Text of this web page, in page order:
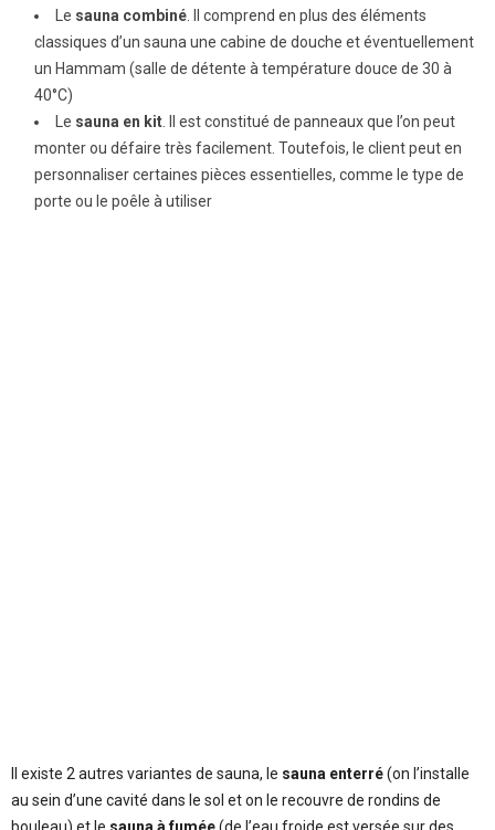
Le sauna combiné . Il comprend en plus des éléments
classiques d’un sauna une cabine de douche et éventuellement
un Hammam (salle de détente à température douce de 30 à
40°C)
Le sauna en kit . Il est constitué de panneaux que l’on peut
monter ou défaire très facilement. Toutefois, le client peut en
personnaliser certaines pièces essentielles, comme le type de
porte ou le poêle à utiliser
Il existe 2 autres variantes de sauna, le sauna enterré(on l’installe
au sein d’une cavité dans le sol et on le recouvre de rondins de